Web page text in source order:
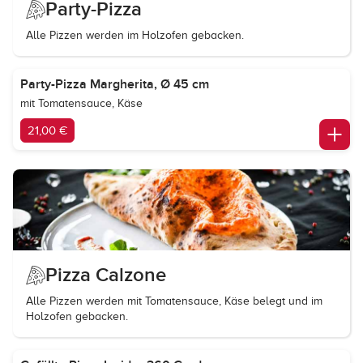
Party-Pizza
Alle Pizzen werden im Holzofen gebacken.
Party-Pizza Margherita, Ø 45 cm
mit Tomatensauce, Käse
21,00 €
Pizza Calzone
Alle Pizzen werden mit Tomatensauce, Käse belegt und im
Holzofen gebacken.